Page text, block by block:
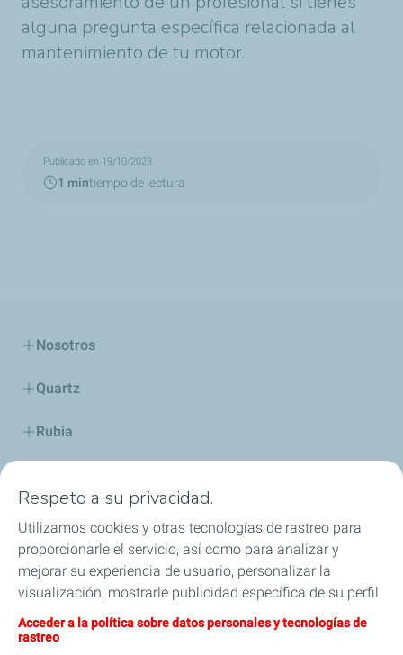
alguna pregunta específica relacionada al
mantenimiento de tu motor.
Publicado en 19/10/2023
1 mintiempo de lectura
Nosotros
Quartz
Rubia
Lubricantes y especialidades
Distribuidores
TWC
Competición
Respeto a su privacidad.
Utilizamos cookies y otras tecnologías de rastreo para
proporcionarle el servicio, así como para analizar y
mejorar su experiencia de usuario, personalizar la
visualización, mostrarle publicidad específica de su perfil
en este sitio y en nuestros sitios asociados, y permitirle
compartir nuestro contenido en las redes sociales. Puede
Acceder a la política sobre datos personales y tecnologías de
rastreo